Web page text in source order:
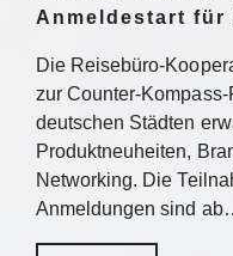
Anmeldestart für
Die Reisebüro-
zur Counter-
deutschen Städten
Produktneuheiten,
Networking. Die
Anmeldungen sind